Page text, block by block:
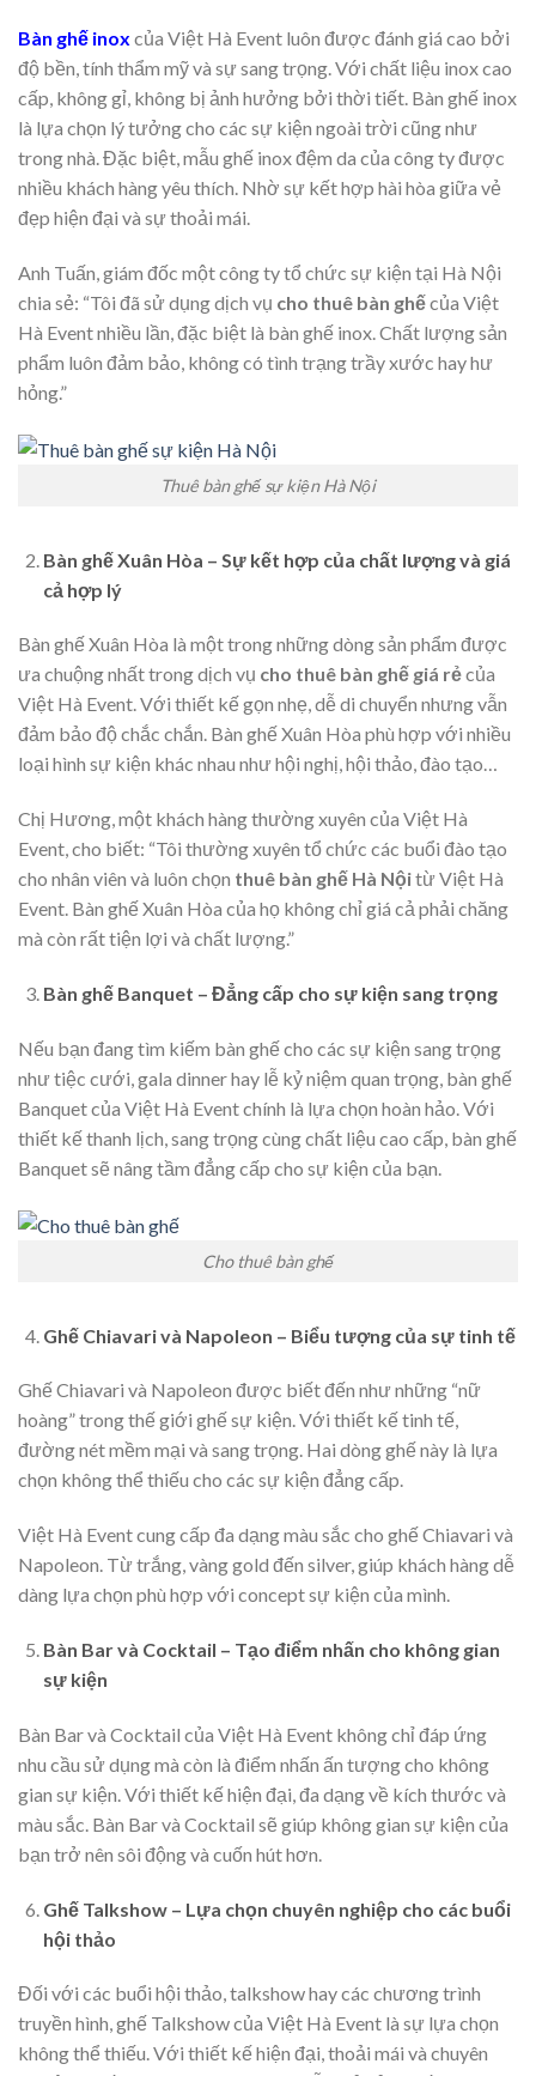
Bàn ghế inox của Việt Hà Event luôn được đánh giá cao bởi
độ bền, tính thẩm mỹ và sự sang trọng. Với chất liệu inox cao
cấp, không gỉ, không bị ảnh hưởng bởi thời tiết. Bàn ghế inox
là lựa chọn lý tưởng cho các sự kiện ngoài trời cũng như
trong nhà. Đặc biệt, mẫu ghế inox đệm da của công ty được
nhiều khách hàng yêu thích. Nhờ sự kết hợp hài hòa giữa vẻ
đẹp hiện đại và sự thoải mái.
Anh Tuấn, giám đốc một công ty tổ chức sự kiện tại Hà Nội
chia sẻ: “Tôi đã sử dụng dịch vụ cho thuê bàn ghếcủa Việt
Hà Event nhiều lần, đặc biệt là bàn ghế inox. Chất lượng sản
phẩm luôn đảm bảo, không có tình trạng trầy xước hay hư
hỏng.”
Thuê bàn ghế sự kiện Hà Nội
Bàn ghế Xuân Hòa – Sự kết hợp của chất lượng và giá
cả hợp lý
Bàn ghế Xuân Hòa là một trong những dòng sản phẩm được
ưa chuộng nhất trong dịch vụ cho thuê bàn ghế giá rẻcủa
Việt Hà Event. Với thiết kế gọn nhẹ, dễ di chuyển nhưng vẫn
đảm bảo độ chắc chắn. Bàn ghế Xuân Hòa phù hợp với nhiều
loại hình sự kiện khác nhau như hội nghị, hội thảo, đào tạo…
Chị Hương, một khách hàng thường xuyên của Việt Hà
Event, cho biết: “Tôi thường xuyên tổ chức các buổi đào tạo
cho nhân viên và luôn chọn thuê bàn ghế Hà Nộitừ Việt Hà
Event. Bàn ghế Xuân Hòa của họ không chỉ giá cả phải chăng
mà còn rất tiện lợi và chất lượng.”
Bàn ghế Banquet – Đẳng cấp cho sự kiện sang trọng
Nếu bạn đang tìm kiếm bàn ghế cho các sự kiện sang trọng
như tiệc cưới, gala dinner hay lễ kỷ niệm quan trọng, bàn ghế
Banquet của Việt Hà Event chính là lựa chọn hoàn hảo. Với
thiết kế thanh lịch, sang trọng cùng chất liệu cao cấp, bàn ghế
Banquet sẽ nâng tầm đẳng cấp cho sự kiện của bạn.
Cho thuê bàn ghế
Ghế Chiavari và Napoleon – Biểu tượng của sự tinh tế
Ghế Chiavari và Napoleon được biết đến như những “nữ
hoàng” trong thế giới ghế sự kiện. Với thiết kế tinh tế,
đường nét mềm mại và sang trọng. Hai dòng ghế này là lựa
chọn không thể thiếu cho các sự kiện đẳng cấp.
Việt Hà Event cung cấp đa dạng màu sắc cho ghế Chiavari và
Napoleon. Từ trắng, vàng gold đến silver, giúp khách hàng dễ
dàng lựa chọn phù hợp với concept sự kiện của mình.
Bàn Bar và Cocktail – Tạo điểm nhấn cho không gian
sự kiện
Bàn Bar và Cocktail của Việt Hà Event không chỉ đáp ứng
nhu cầu sử dụng mà còn là điểm nhấn ấn tượng cho không
gian sự kiện. Với thiết kế hiện đại, đa dạng về kích thước và
màu sắc. Bàn Bar và Cocktail sẽ giúp không gian sự kiện của
bạn trở nên sôi động và cuốn hút hơn.
Ghế Talkshow – Lựa chọn chuyên nghiệp cho các buổi
hội thảo
Đối với các buổi hội thảo, talkshow hay các chương trình
truyền hình, ghế Talkshow của Việt Hà Event là sự lựa chọn
không thể thiếu. Với thiết kế hiện đại, thoải mái và chuyên